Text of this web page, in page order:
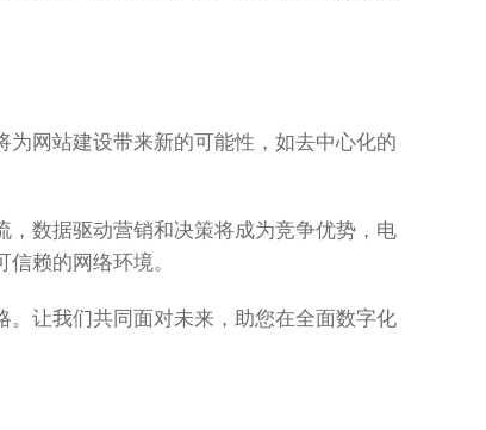
网站建设带来新的可能性，如去中心化的
数据驱动营销和决策将成为竞争优势，电
赖的网络环境。
让我们共同面对未来，助您在全面数字化